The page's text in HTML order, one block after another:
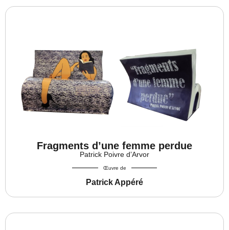
Fragments d’une femme perdue
Patrick Poivre d’Arvor
Œuvre de
Patrick Appéré